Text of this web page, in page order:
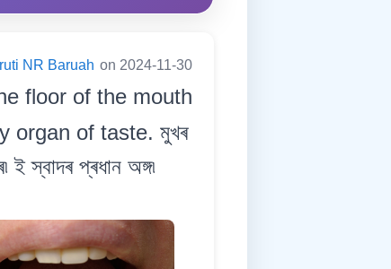
NR Baruah on 2024-11-30
floor of the mouth
organ of taste. মুখৰ
স্বাদৰ প্ৰধান অঙ্গ৷